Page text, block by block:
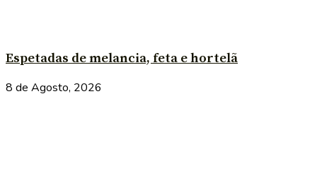
Espetadas de melancia, feta e hortelã
8 de Agosto, 2026